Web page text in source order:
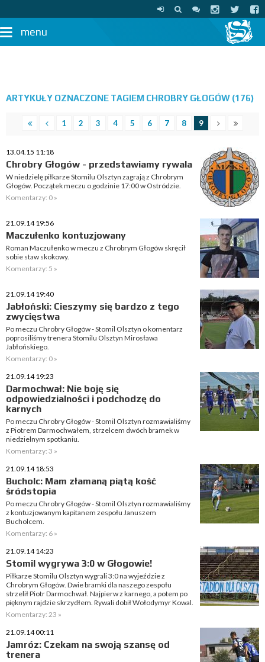
menu
ARTYKUŁY OZNACZONE TAGIEM CHROBRY GŁOGÓW (176)
1 2 3 4 5 6 7 8 9
13.04.15 11:18
Chrobry Głogów - przedstawiamy rywala
W niedzielę piłkarze Stomilu Olsztyn zagrają z Chrobrym
Głogów. Początek meczu o godzinie 17:00 w Ostródzie.
Komentarzy: 0 »
21.09.14 19:56
Maczułenko kontuzjowany
Roman Maczułenko w meczu z Chrobrym Głogów skręcił
sobie staw skokowy.
Komentarzy: 5 »
21.09.14 19:40
Jabłoński: Cieszymy się bardzo z tego
zwycięstwa
Po meczu Chrobry Głogów - Stomil Olsztyn o komentarz
poprosiliśmy trenera Stomilu Olsztyn Mirosława
Jabłońskiego.
Komentarzy: 0 »
21.09.14 19:23
Darmochwał: Nie boję się
odpowiedzialności i podchodzę do
karnych
Po meczu Chrobry Głogów - Stomil Olsztyn rozmawialiśmy
z Piotrem Darmochwałem, strzelcem dwóch bramek w
niedzielnym spotkaniu.
Komentarzy: 3 »
21.09.14 18:53
Bucholc: Mam złamaną piątą kość
śródstopia
Po meczu Chrobry Głogów - Stomil Olsztyn rozmawialiśmy
z kontuzjowanym kapitanem zespołu Januszem
Bucholcem.
Komentarzy: 6 »
21.09.14 14:23
Stomil wygrywa 3:0 w Głogowie!
Piłkarze Stomilu Olsztyn wygrali 3:0 na wyjeździe z
Chrobrym Głogów. Dwie bramki dla naszego zespołu
strzelił Piotr Darmochwał. Najpierw z karnego, a potem po
pięknym rajdzie skrzydłem. Rywali dobił Wołodymyr Kowal.
Komentarzy: 23 »
21.09.14 00:11
Jamróz: Czekam na swoją szansę od
trenera